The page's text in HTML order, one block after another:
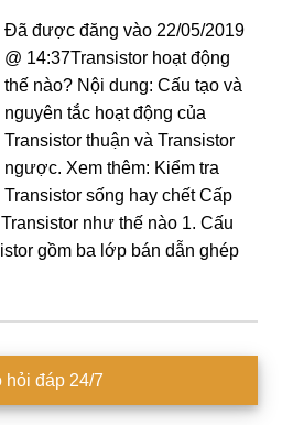
Đã được đăng vào 22/05/2019
@ 14:37Transistor hoạt động
thế nào? Nội dung: Cấu tạo và
nguyên tắc hoạt động của
Transistor thuận và Transistor
ngược. Xem thêm: Kiểm tra
Transistor sống hay chết Cấp
như thế nào 1. Cấu
gồm ba lớp bán dẫn ghép
hỏi đáp 24/7